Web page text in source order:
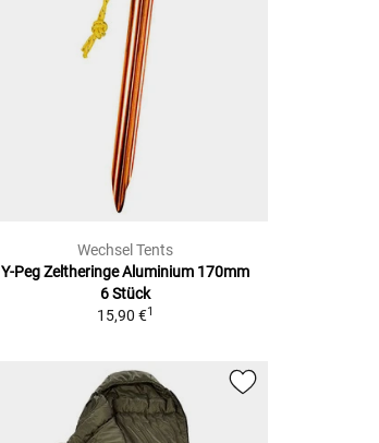
Wechsel Tents
Y-Peg Zeltheringe Aluminium 170mm
6 Stück
15,90 €1